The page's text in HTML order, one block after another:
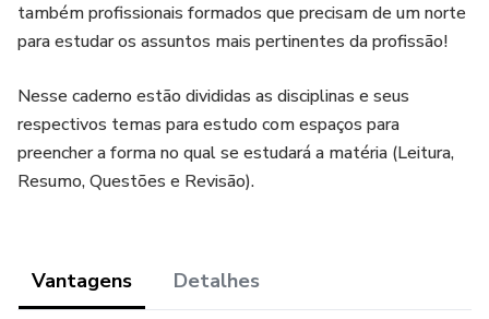
também profissionais formados que precisam de um norte
para estudar os assuntos mais pertinentes da profissão!
Nesse caderno estão divididas as disciplinas e seus
respectivos temas para estudo com espaços para
preencher a forma no qual se estudará a matéria (Leitura,
Resumo, Questões e Revisão).
Vantagens Detalhes